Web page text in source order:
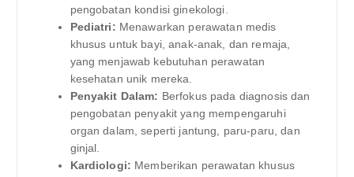
pengobatan kondisi ginekologi.
Pediatri: Menawarkan perawatan medis
khusus untuk bayi, anak-anak, dan remaja,
yang menjawab kebutuhan perawatan
kesehatan unik mereka.
Penyakit Dalam: Berfokus pada diagnosis dan
pengobatan penyakit yang mempengaruhi
organ dalam, seperti jantung, paru-paru, dan
ginjal.
Kardiologi: Memberikan perawatan khusus